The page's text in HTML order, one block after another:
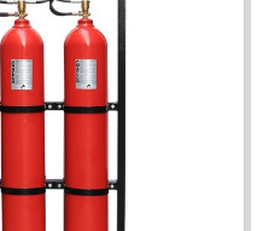
CHÁY NỔ TIÊU
QUỐC
RX500